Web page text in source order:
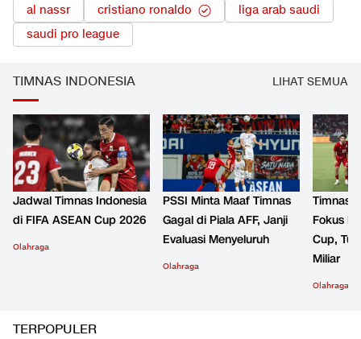
al nassr cristiano ronaldo
liga arab saudi
saudi pro league
TIMNAS INDONESIA LIHAT SEMUA
Jadwal Timnas Indonesia
di FIFA ASEAN Cup 2026
Olahraga
PSSI Minta Maaf Timnas
Gagal di Piala AFF, Janji
Evaluasi Menyeluruh
Olahraga
Timnas
Fokus
Cup,
Miliar
Olahraga
TERPOPULER